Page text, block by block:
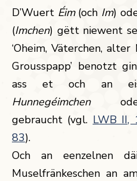
D’Wuert Éim (och Im)
(Imchen) gëtt niewent
‘Oheim, Väterchen, alter
Grousspapp’ benotzt
ass et och an
Hunnegéimchen
gebraucht (vgl. LWB II,
83).
Och an eenzelnen
Muselfränkeschen an